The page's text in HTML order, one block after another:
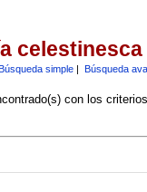
celestinesca
simple| Búsqueda
con los